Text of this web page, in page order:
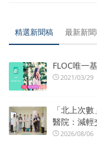
精選新聞稿 最新新
FLOC唯一
2021/03/29
「北上次
醫院：減輕
2026/08/06